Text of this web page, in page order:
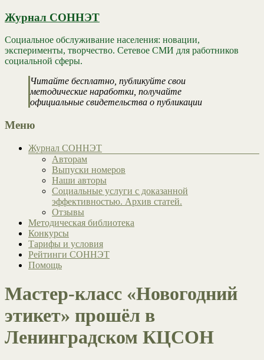
Журнал СОННЭТ
Социальное обслуживание населения: новации,
эксперименты, творчество. Сетевое СМИ для работников
социальной сферы.
Читайте бесплатно, публикуйте свои
методические наработки, получайте
официальные свидетельства о публикации
Меню
Журнал СОННЭТ
Авторам
Выпуски номеров
Наши авторы
Социальные услуги с доказанной
эффективностью. Архив статей.
Отзывы
Методическая библиотека
Конкурсы
Тарифы и условия
Рейтинги СОННЭТ
Помощь
Мастер-класс «Новогодний
этикет» прошёл в
Ленинградском КЦСОН